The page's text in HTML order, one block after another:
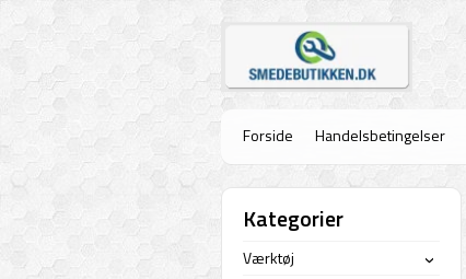
Forside Handelsbetingelser
Kategorier
Værktøj ›